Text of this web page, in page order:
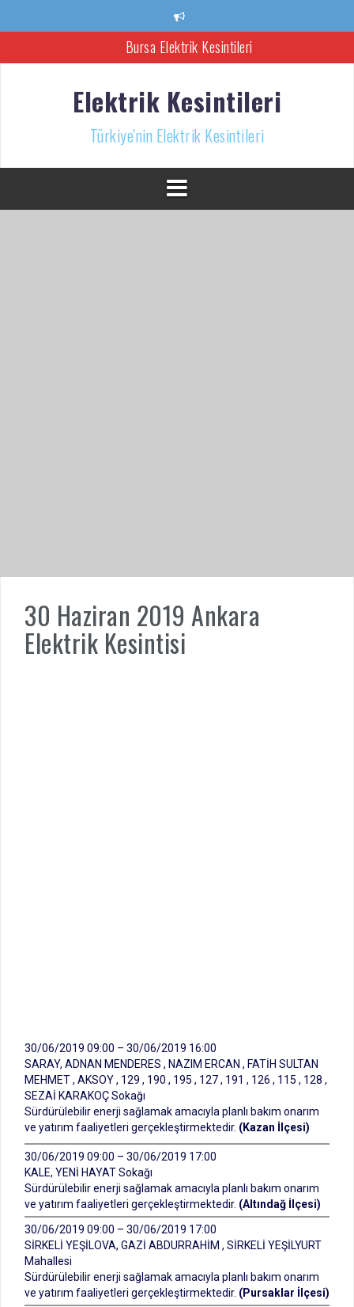
Bursa Elektrik Kesintileri
Türkiye’nin Elektrik Kesintileri Haber Kaynağı
İzmir Elektrik Kesintisi
Elektrik Kesintileri
Türkiye'nin Elektrik Kesintileri
30 Haziran 2019 Ankara
Elektrik Kesintisi
30/06/2019 09:00 – 30/06/2019 16:00
SARAY, ADNAN MENDERES , NAZIM ERCAN , FATİH SULTAN
MEHMET , AKSOY , 129 , 190 , 195 , 127 , 191 , 126 , 115 , 128 ,
SEZAİ KARAKOÇ Sokağı
Sürdürülebilir enerji sağlamak amacıyla planlı bakım onarım
ve yatırım faaliyetleri gerçekleştirmektedir. (Kazan İlçesi)
30/06/2019 09:00 – 30/06/2019 17:00
KALE, YENİ HAYAT Sokağı
Sürdürülebilir enerji sağlamak amacıyla planlı bakım onarım
ve yatırım faaliyetleri gerçekleştirmektedir. (Altındağ İlçesi)
30/06/2019 09:00 – 30/06/2019 17:00
SİRKELİ YEŞİLOVA, GAZİ ABDURRAHİM , SİRKELİ YEŞİLYURT
Mahallesi
Sürdürülebilir enerji sağlamak amacıyla planlı bakım onarım
ve yatırım faaliyetleri gerçekleştirmektedir. (Pursaklar İlçesi)